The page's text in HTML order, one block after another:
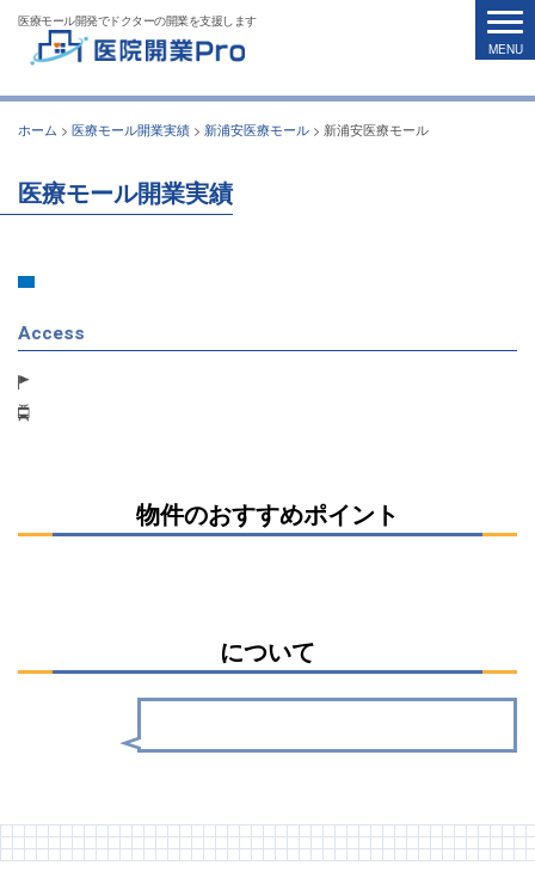
医療モール開発でドクターの開業を支援します
ホーム > 医療モール開業実績 > 新浦安医療モール > 新浦安医療モール
医療モール開業実績
Access
物件のおすすめポイント
について